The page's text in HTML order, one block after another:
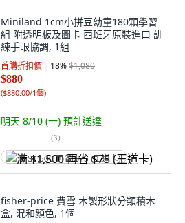
Miniland 1cm小拼豆幼童180顆學習
組 附透明板及圖卡 西班牙原裝進口 訓
練手眼協調, 1組
首購折扣價 18%$1,080
$880
($880.00/1個)
明天 8/10 (一) 預計送達
(3)
满 $1,500 再省 $75 (王道卡)
fisher-price 費雪 木製形狀分類積木
盒, 混和顏色, 1個